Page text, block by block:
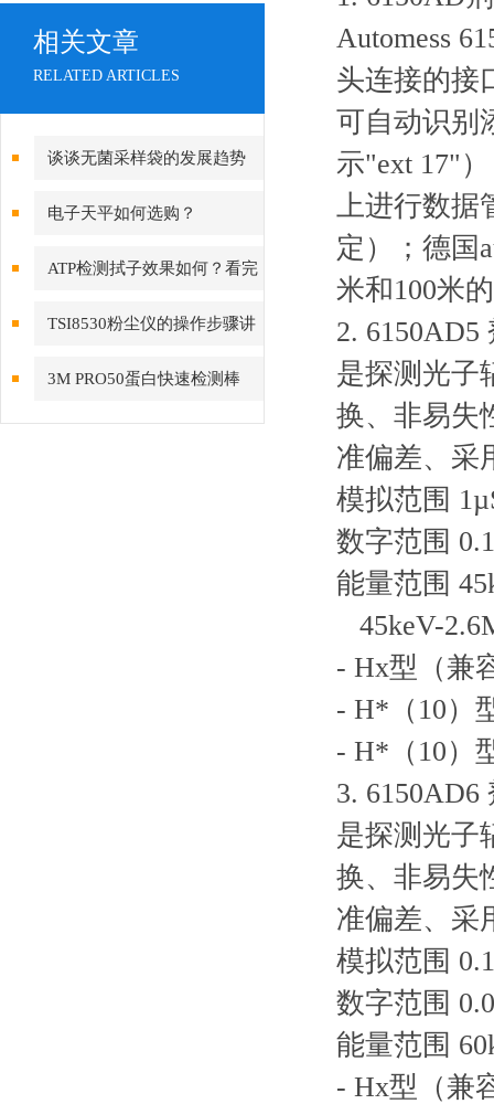
相关文章
RELATED ARTICLES
谈谈无菌采样袋的发展趋势
电子天平如何选购？
ATP检测拭子效果如何？看完
你就知道了
TSI8530粉尘仪的操作步骤讲
3M PRO50蛋白快速检测棒
Automess
头连接的接
可自动识别
示"ext 17"
上进行数据
定）；德国
米和100米
2. 6150AD5
是探测光子
换、非易失
准偏差、采
模拟范围
数字范围
能量范围
45keV-
- Hx型（兼
- H*（10）
- H*（10）
3. 6150AD6
是探测光子
换、非易失
准偏差、采
模拟范围
数字范围
能量范围
- Hx型（兼